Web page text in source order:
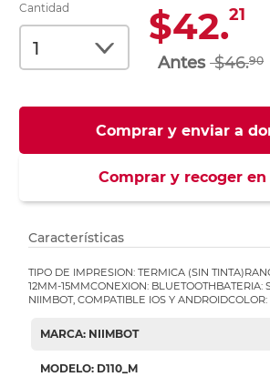
Cantidad $42.21
$46.90
Comprar y enviar a
Comprar y recoger
Características
TIPO DE IMPRESION: TERMICA (SIN
12MM-15MMCONEXION: BLUETOOTHBATERIA:
NIIMBOT, COMPATIBLE IOS Y
MARCA: NIIMBOT
MODELO: D110_M